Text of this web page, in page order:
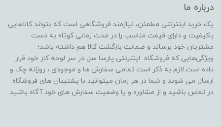
درباره ما
یک خرید اینترنتی مطمئن، نیازمند فروشگاهی است که بتواند کالاهایی
باکیفیت و دارای قیمت مناسب را در مدت زمانی کوتاه به دست
مشتریان خود برساند و ضمانت بازگشت کالا هم داشته باشد؛
ویژگی‌هایی که فروشگاه اینترنتی پارسا سل در سر لوحه کار خود قرار
داده است.لازم به ذکر است تمامی سفارش ها و موجودی ، روزانه چک و
ارسال می شوند و شما در هر زمان میتوانید با پشتیبان های فروشگاه
در تماس باشید و از مشاوره و یا وضعیت سفارش های خود آگاه باشید.